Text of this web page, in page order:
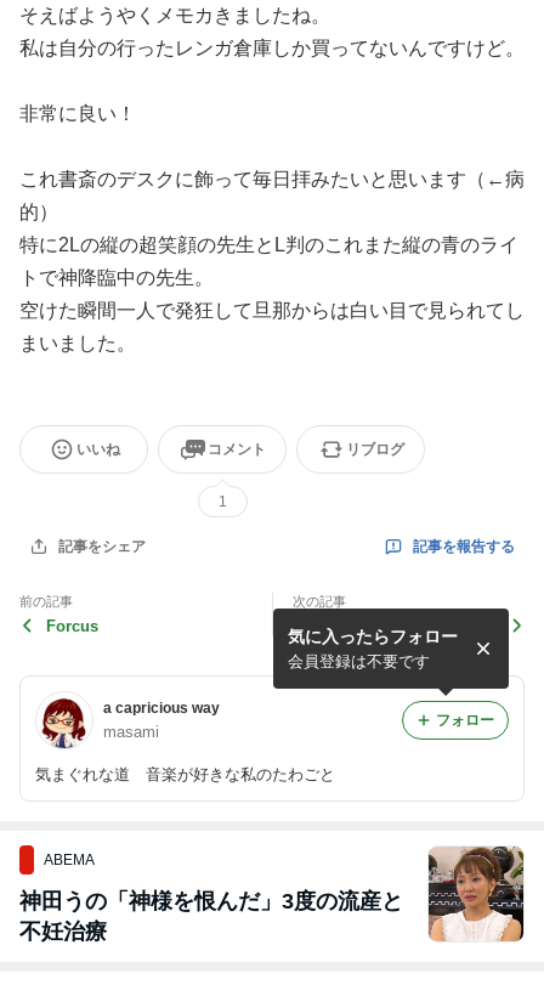
そえばようやくメモカきましたね。
私は自分の行ったレンガ倉庫しか買ってないんですけど。
非常に良い！
これ書斎のデスクに飾って毎日拝みたいと思います（←病
的）
特に2Lの縦の超笑顔の先生とL判のこれまた縦の青のライ
トで神降臨中の先生。
空けた瞬間一人で発狂して旦那からは白い目で見られてし
まいました。
いいね コメント
1
リブログ
記事をシェア 記事を報告する
前の記事
Forcus
次の記事
ハンキー・パンキー
a capricious way
masami
気まぐれな道 音楽が好きな私のたわごと
気に入ったらフォロー
会員登録は不要です
フォロー
ABEMA
神田うの「神様を恨んだ」3度の流産と
不妊治療